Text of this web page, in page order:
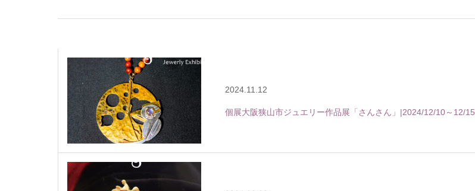
2024.11.12
個展大阪狭山市ジュエリー作品展「さんさん」|2024/12/10～12/15